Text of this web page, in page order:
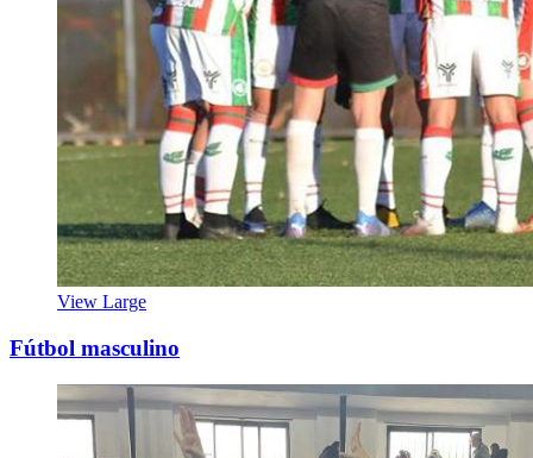
View Large
Fútbol masculino